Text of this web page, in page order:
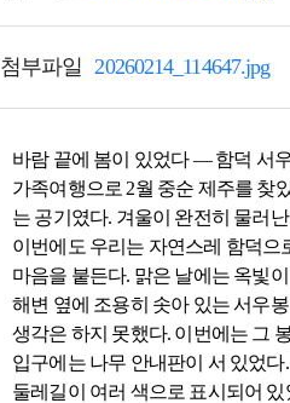
첨부파일 20260214_114647.jpg
바람 끝에 봄이 있었다 — 함덕 서
가족여행으로 2월 중순 제주를 찾
는 공기였다. 겨울이 완전히 물러
이번에도 우리는 자연스레 함덕으
마음을 붙든다. 맑은 날에는 옥빛
해변 옆에 조용히 솟아 있는 서우
생각은 하지 못했다. 이번에는 그
입구에는 나무 안내판이 서 있었
둘레길이 여러 색으로 표시되어